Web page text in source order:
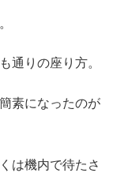
通りの座り方。
素になったのが
は機内で待たさ